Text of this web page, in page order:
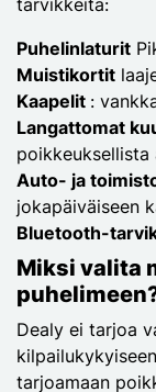
Puhelinlaturit
Muistikortit
Kaapelit :
Langattomat
poikkeuksellista
Auto- ja
jokapäiväiseen
Bluetooth-
Miksi valita
Dealy ei tarjoa
tarjoamaan